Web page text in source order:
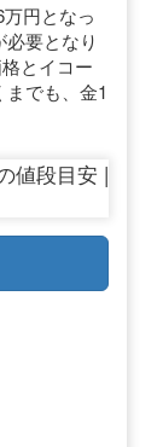
円となっ
要となり
とイコー
でも、金1